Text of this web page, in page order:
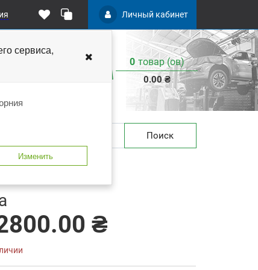
сервиса,
Изменить
Личный кабинет
0 товар (ов)
0.00 ₴
Поиск
₴